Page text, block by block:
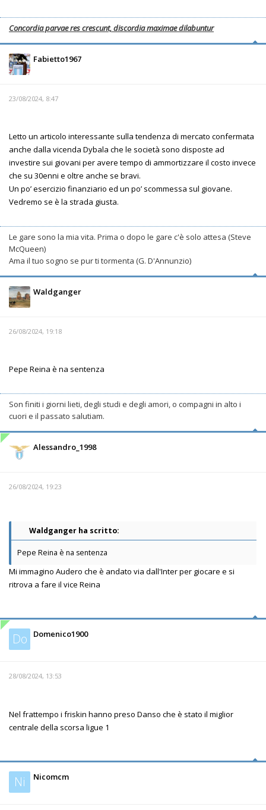
Concordia parvae res crescunt, discordia maximae dilabuntur
Fabietto1967
23/08/2024, 8:47
Letto un articolo interessante sulla tendenza di mercato confermata
anche dalla vicenda Dybala che le società sono disposte ad
investire sui giovani per avere tempo di ammortizzare il costo invece
che su 30enni e oltre anche se bravi.
Un po’ esercizio finanziario ed un po’ scommessa sul giovane.
Vedremo se è la strada giusta.
Le gare sono la mia vita. Prima o dopo le gare c'è solo attesa (Steve
McQueen)
Ama il tuo sogno se pur ti tormenta (G. D'Annunzio)
Waldganger
26/08/2024, 19:18
Pepe Reina è na sentenza
Son finiti i giorni lieti, degli studi e degli amori, o compagni in alto i
cuori e il passato salutiam.
Alessandro_1998
26/08/2024, 19:23
Waldganger ha scritto:
Pepe Reina è na sentenza
Mi immagino Audero che è andato via dall'Inter per giocare e si
ritrova a fare il vice Reina
Do Domenico1900
28/08/2024, 13:53
Nel frattempo i friskin hanno preso Danso che è stato il miglior
centrale della scorsa ligue 1
Ni Nicomcm